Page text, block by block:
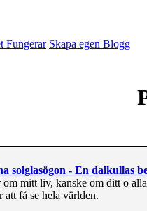
Fungerar Skapa egen Blogg
solglasögon - En dalkullas
mitt liv, kanske om ditt o
att få se hela världen.